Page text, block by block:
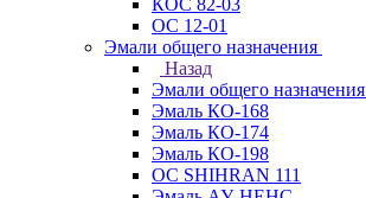
КОС 82-03
ОС 12-01
Эмали общего назначения
Назад
Эмали общего назначения
Эмаль КО-168
Эмаль КО-174
Эмаль КО-198
ОС SHIHRAN 111